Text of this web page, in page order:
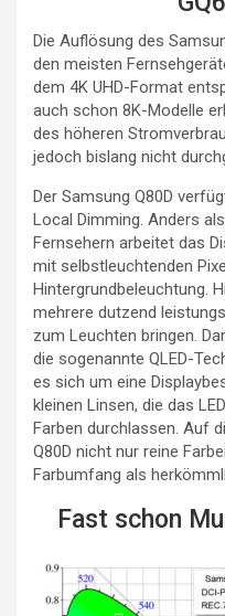
Die Auflösung des
den meisten
dem 4K UHD-Format
auch schon 8K-Modelle
des höheren
jedoch bislang nicht
Der Samsung Q80D
Local Dimming. Anders
Fernsehern arbeitet das
mit selbstleuchtenden
Hintergrundbeleuchtung.
mehrere dutzend
zum Leuchten bringen.
die sogenannte QLED-
es sich um eine
kleinen Linsen, die das
Farben durchlassen. Auf
Q80D nicht nur reine
Farbumfang als
Fast schon